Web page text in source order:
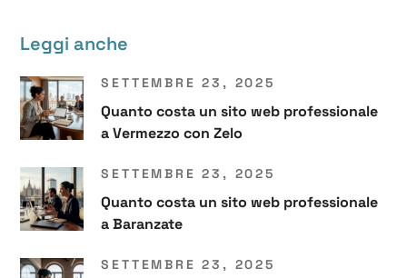
Leggi anche
SETTEMBRE 23, 2025
Quanto costa un sito web professionale
a Vermezzo con Zelo
SETTEMBRE 23, 2025
Quanto costa un sito web professionale
a Baranzate
SETTEMBRE 23, 2025